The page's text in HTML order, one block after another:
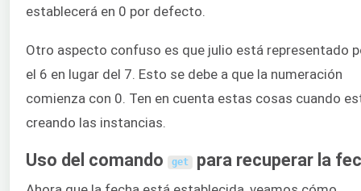
establecerá en 0 por defecto.
Otro aspecto confuso es que julio está representado
el 6 en lugar del 7. Esto se debe a que la numeración
comienza con 0. Ten en cuenta estas cosas cuando
creando las instancias.
Uso del comando get para recuperar la